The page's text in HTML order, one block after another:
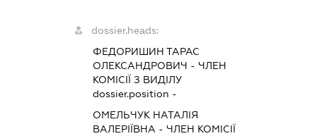
dossier.heads:
ФЕДОРИШИН ТАРАС
ОЛЕКСАНДРОВИЧ - ЧЛЕН
КОМІСІЇ З ВИДІЛУ
dossier.position -
ОМЕЛЬЧУК НАТАЛІЯ
ВАЛЕРІЇВНА - ЧЛЕН КОМІСІЇ